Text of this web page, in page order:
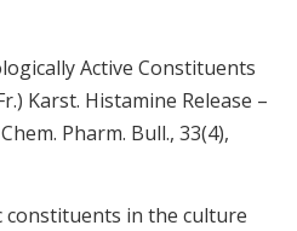
Active Constituents
Karst. Histamine Release –
Pharm. Bull., 33(4),
constituents in the culture